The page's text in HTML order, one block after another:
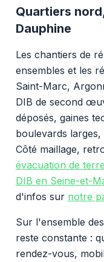
Quartiers
Dauphine
Les chantiers de
ensembles et les
Saint-Marc,
DIB de second
déposés, gaines
boulevards
Côté maillage,
évacuation de
DIB en Seine-et-
d'infos sur notre
Sur l'ensemble
reste constante :
rendez-vous,